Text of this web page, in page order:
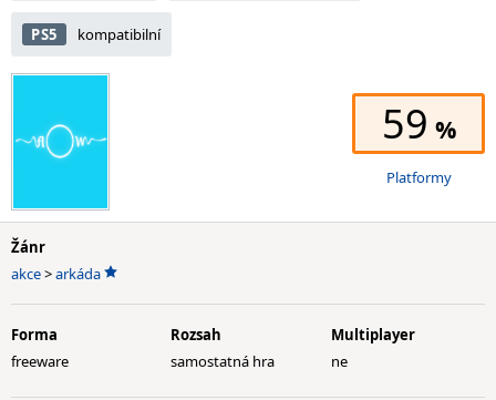
PS5 kompatibilní
59
Platformy
Žánr
akce>arkáda
Forma
freeware
Rozsah
samostatná hra
Multiplayer
ne